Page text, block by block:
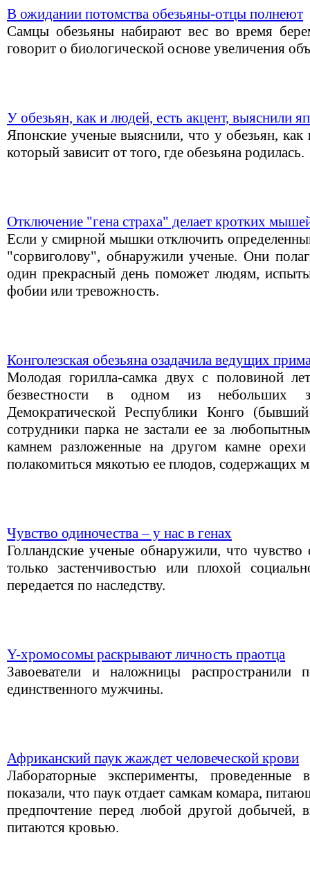
В ожидании потомства обезьяны-отцы полнеют
Самцы обезьяны набирают вес во время
говорит о биологической основе увеличения
У обезьян, как и людей, есть акцент, выяснили
Японские ученые выяснили, что у обезьян, как
который зависит от того, где обезьяна родилась.
Отключение "гена страха" делает кротких
Если у смирной мышки отключить
"сорвиголову", обнаружили ученые. Они
один прекрасный день поможет людям,
фобии или тревожность.
Конголезская обезьяна озадачила ведущих
Молодая горилла-самка двух с половиной
безвестности в одном из небольших
Демократической Республики Конго
сотрудники парка не застали ее за
камнем разложенные на другом камне
полакомиться мякотью ее плодов, содержащих
Чувство одиночества – у нас в генах
Голландские ученые обнаружили, что чувство
только застенчивостью или плохой
передается по наследству.
Y-хромосомы раскрывают личность праотца
Завоеватели и наложницы
единственного мужчины.
Африканский паук жаждет человеческой крови
Лабораторные эксперименты,
показали, что паук отдает самкам комара,
предпочтение перед любой другой добычей,
питаются кровью.